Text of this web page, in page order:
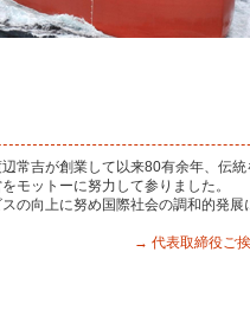
常吉が創業して以来80有余年、伝
モットーに努力して参りました。
の向上に努め国際社会の調和的発展
→ 代表取締役ご